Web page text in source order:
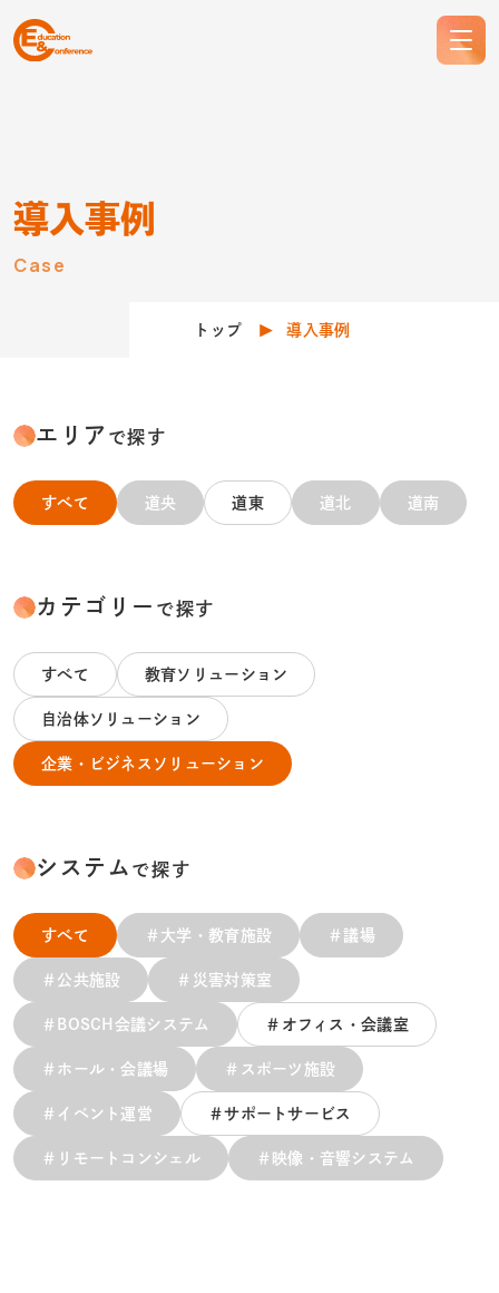
導入事例
Case
トップ 導入事例
エリアで探す
すべて 道央 道東 道北 道南
カテゴリー で探す
すべて 教育ソリューション
自治体ソリューション
企業・ビジネスソリューション
システムで探す
すべて ＃大学・教育施設 ＃議場
＃公共施設 ＃災害対策室
＃BOSCH会議システム ＃オフィス・会議室
＃ホール・会議場 ＃スポーツ施設
＃イベント運営 ＃サポートサービス
＃リモートコンシェル ＃映像・音響システム